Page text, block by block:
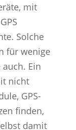
mit
Solche
für wenige
Ein
nicht
GPS-
finden,
damit